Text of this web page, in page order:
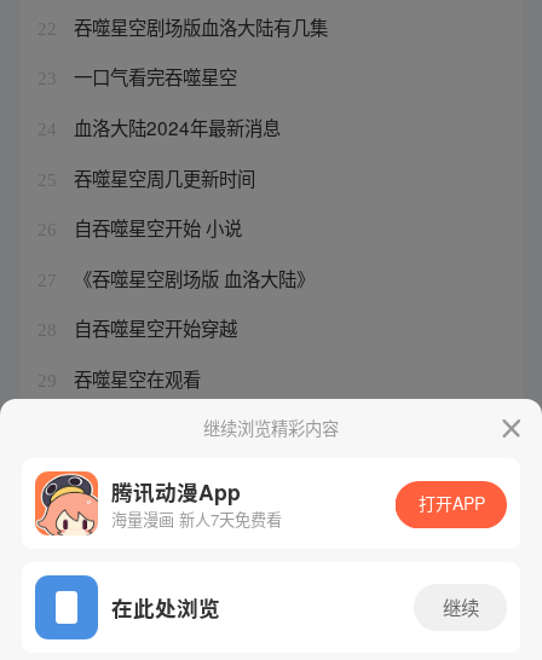
22 吞噬星空剧场版血洛大陆有几集
23 一口气看完吞噬星空
24 血洛大陆2024年最新消息
25 吞噬星空周几更新时间
26 自吞噬星空开始 小说
27 《吞噬星空剧场版 血洛大陆》
28 自吞噬星空开始穿越
29 吞噬星空在观看
吞噬星空血洛大陆完整版时长
继续浏览精彩内容
腾讯动漫App
海量漫画 新人7天免费看
打开APP
在此处浏览 继续
网站备案/许可证号：粤B2-20090059-5
Copyright©1998 - 2026 Tencent. All Rights Reserved